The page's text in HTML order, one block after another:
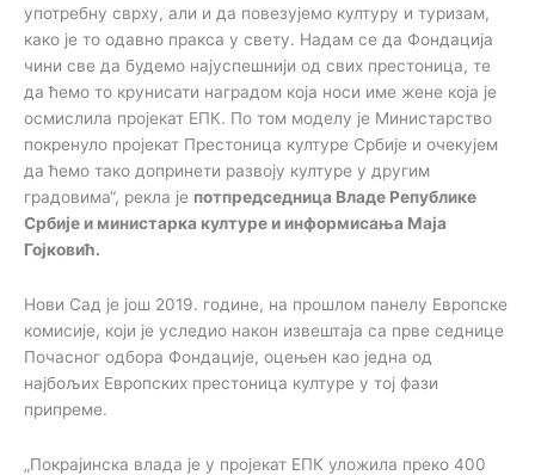
употребну сврху, али и да повезујемо културу и туризам,
како је то одавно пракса у свету. Надам се да Фондација
чини све да будемо најуспешнији од свих престоница, те
да ћемо то крунисати наградом која носи име жене која је
осмислила пројекат ЕПК. По том моделу је Министарство
покренуло пројекат Престоница културе Србије и очекујем
да ћемо тако допринети развоју културе у другим
градовима“, рекла је потпредседница Владе Републике
Србије и министарка културе и информисања Маја
Гојковић.
Нови Сад је још 2019. године, на прошлом панелу Европске
комисије, који је уследио након извештаја са прве седнице
Почасног одбора Фондације, оцењен као једна од
најбољих Европских престоница културе у тој фази
припреме.
„Покрајинска влада је у пројекат ЕПК уложила преко 400